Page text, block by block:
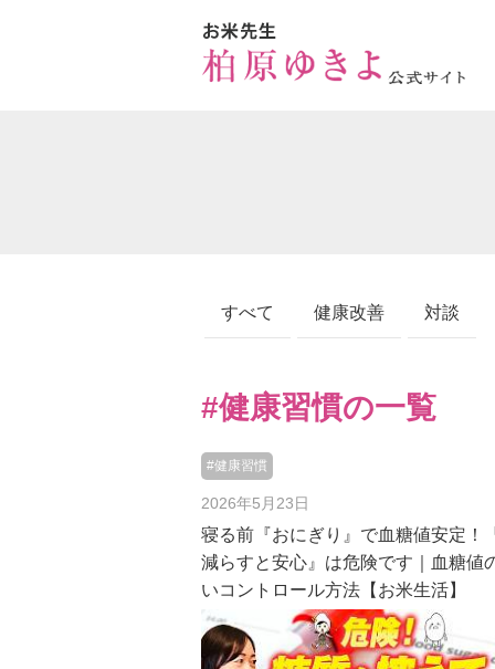
すべて 健康改善 対談
#健康習慣の一覧
#健康習慣
2026年5月23日
寝る前『おにぎり』で血糖値安定！
減らすと安心』は危険です｜血糖値
いコントロール方法【お米生活】